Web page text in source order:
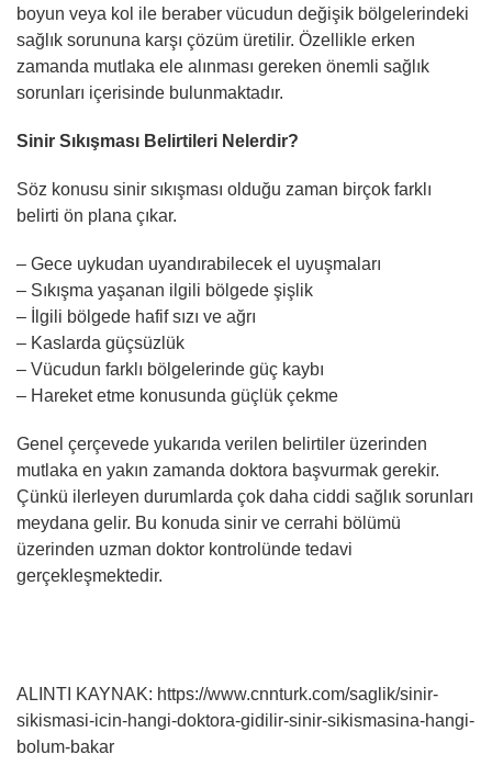
boyun veya kol ile beraber vücudun değişik bölgelerindeki
sağlık sorununa karşı çözüm üretilir. Özellikle erken
zamanda mutlaka ele alınması gereken önemli sağlık
sorunları içerisinde bulunmaktadır.
Sinir Sıkışması Belirtileri Nelerdir?
Söz konusu sinir sıkışması olduğu zaman birçok farklı
belirti ön plana çıkar.
– Gece uykudan uyandırabilecek el uyuşmaları
– Sıkışma yaşanan ilgili bölgede şişlik
– İlgili bölgede hafif sızı ve ağrı
– Kaslarda güçsüzlük
– Vücudun farklı bölgelerinde güç kaybı
– Hareket etme konusunda güçlük çekme
Genel çerçevede yukarıda verilen belirtiler üzerinden
mutlaka en yakın zamanda doktora başvurmak gerekir.
Çünkü ilerleyen durumlarda çok daha ciddi sağlık sorunları
meydana gelir. Bu konuda sinir ve cerrahi bölümü
üzerinden uzman doktor kontrolünde tedavi
gerçekleşmektedir.
ALINTI KAYNAK: https://www.cnnturk.com/saglik/sinir-
sikismasi-icin-hangi-doktora-gidilir-sinir-sikismasina-hangi-
bolum-bakar